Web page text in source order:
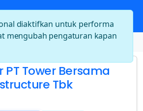
Tower Bersama Infrastructure Tbk
PT Tower Bersama
Tbk
diaktifkan untuk performa
mengubah pengaturan kapan